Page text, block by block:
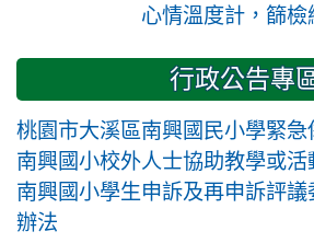
心情溫度計，篩檢
行政公告專
桃園市大溪區南興國民小學緊
南興國小校外人士協助教學或活
南興國小學生申訴及再申訴評
辦法